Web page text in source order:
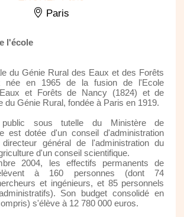
Paris
l'école
du Génie Rural des Eaux et des Forêts
née en 1965 de la fusion de l'Ecole
et Forêts de Nancy (1824) et de
du Génie Rural, fondée à Paris en 1919.
public sous tutelle du Ministère de
est dotée d'un conseil d'administration
général de l'administration du
d'un conseil scientifique.
2004, les effectifs permanents de
à 160 personnes (dont 74
et ingénieurs, et 85 personnels
Son budget consolidé en
s'élève à 12 780 000 euros.